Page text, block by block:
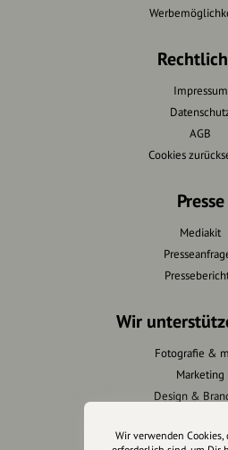
Impressum
AGB
Cookies
Presse
Mediakit
Wir
Fotografie &
Marketing
Design &
Wir verwenden Cookies,